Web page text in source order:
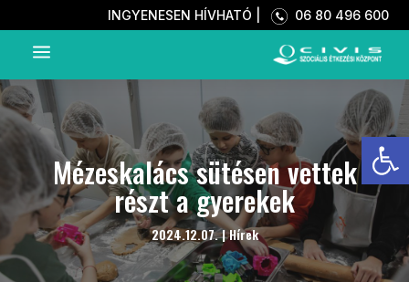
INGYENESEN HÍVHATÓ | 06 80 496 600
a
Mézeskalács sütésen vettek
részt a gyerekek
2024.12.07.|Hírek